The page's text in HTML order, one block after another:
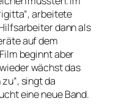
arbeitete
dann als
auf dem
beginnt aber
wächst das
, singt da
eine neue Band.